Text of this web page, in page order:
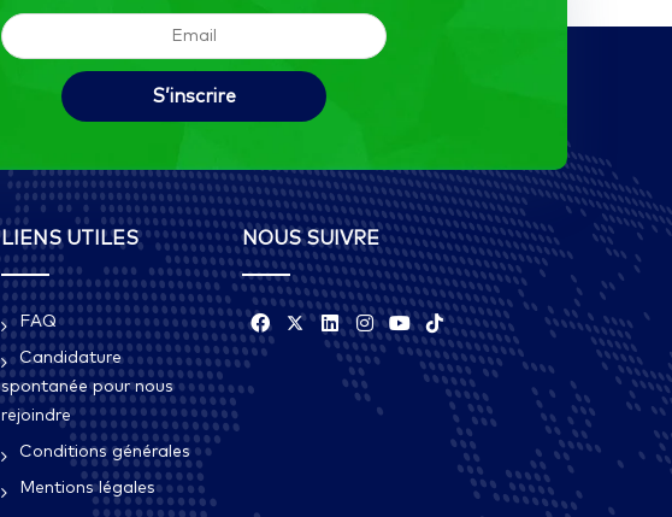
LIENS UTILES
FAQ
Candidature
spontanée pour nous
rejoindre
Conditions générales
Mentions légales
NOUS SUIVRE